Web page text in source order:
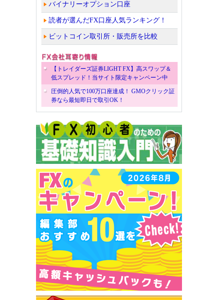
バイナリーオプション口座
読者が選んだFX口座人気ランキング！
ビットコイン取引所・販売所を比較
【トレイダーズ証券LIGHT FX】高スワップ＆
低スプレッド！当サイト限定キャンペーン中
圧倒的人気で100万口座達成！ GMOクリック証
券なら最短即日で取引OK！